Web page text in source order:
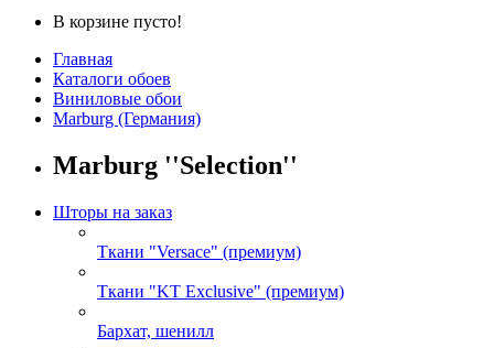
В корзине пусто!
Главная
Каталоги обоев
Виниловые обои
Marburg (Германия)
Marburg ''Selection''
Шторы на заказ
Ткани "Versace" (премиум)
Ткани "KT Exclusive" (премиум)
Бархат, шенилл